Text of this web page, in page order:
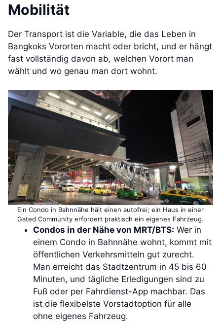
Mobilität
Der Transport ist die Variable, die das Leben in
Bangkoks Vororten macht oder bricht, und er hängt
fast vollständig davon ab, welchen Vorort man
wählt und wo genau man dort wohnt.
Ein Condo in Bahnnähe hält einen autofrei; ein Haus in einer
Gated Community erfordert praktisch ein eigenes Fahrzeug.
Condos in der Nähe von MRT/BTS: Wer in
einem Condo in Bahnnähe wohnt, kommt mit
öffentlichen Verkehrsmitteln gut zurecht.
Man erreicht das Stadtzentrum in 45 bis 60
Minuten, und tägliche Erledigungen sind zu
Fuß oder per Fahrdienst-App machbar. Das
ist die flexibelste Vorstadtoption für alle
ohne eigenes Fahrzeug.